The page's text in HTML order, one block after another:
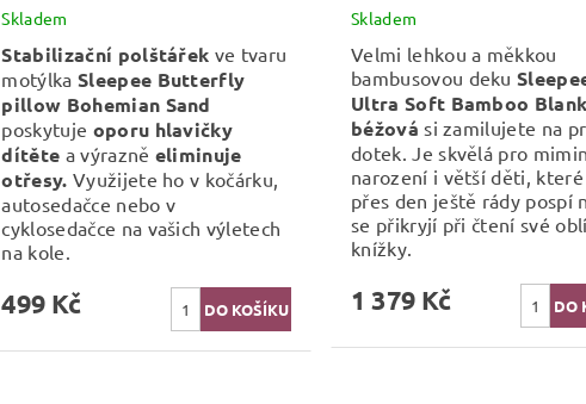
Skladem
Stabilizační polštářek ve tvaru
motýlka Sleepee Butterfly
pillow Bohemian Sand
poskytuje oporu hlavičky
dítěte a výrazně eliminuje
otřesy. Využijete ho v kočárku,
autosedačce nebo v
cyklosedačce na vašich výletech
na kole.
499 Kč
Skladem
Velmi lehkou a měkkou
bambusovou deku
Ultra Soft Bamboo
béžová si zamilujete na
dotek. Je skvělá pro
narození i větší děti, které
přes den ještě rády pospí
se přikryjí při čtení své
knížky.
1 379 Kč